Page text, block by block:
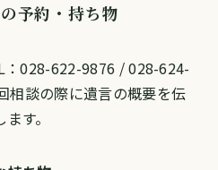
予約・持ち物
：028-622-9876 / 028-624-
相談の際に遺言の概要を伝
す。